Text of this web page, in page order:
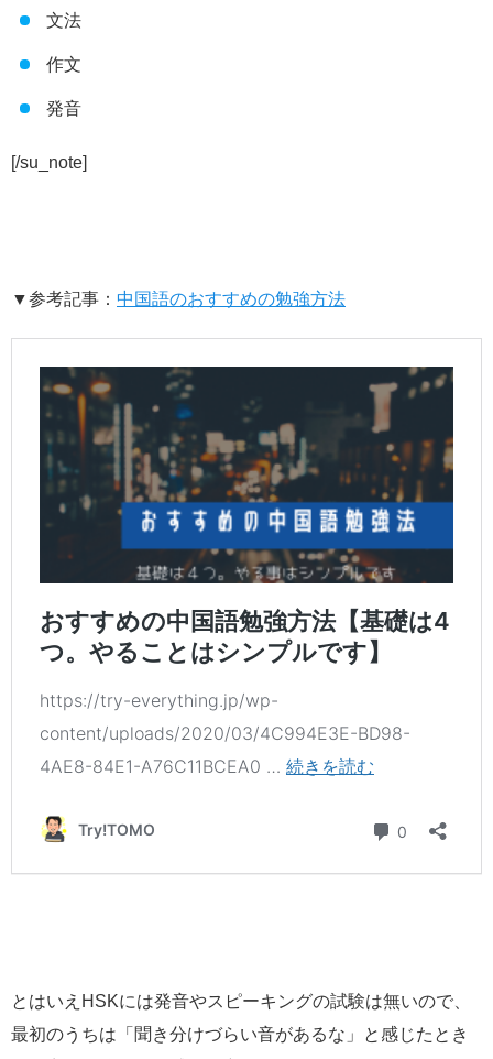
文法
作文
発音
[/su_note]
▼参考記事： 中国語のおすすめの勉強方法
とはいえHSKには発音やスピーキングの試験は無いので、
最初のうちは「聞き分けづらい音があるな」と感じたとき